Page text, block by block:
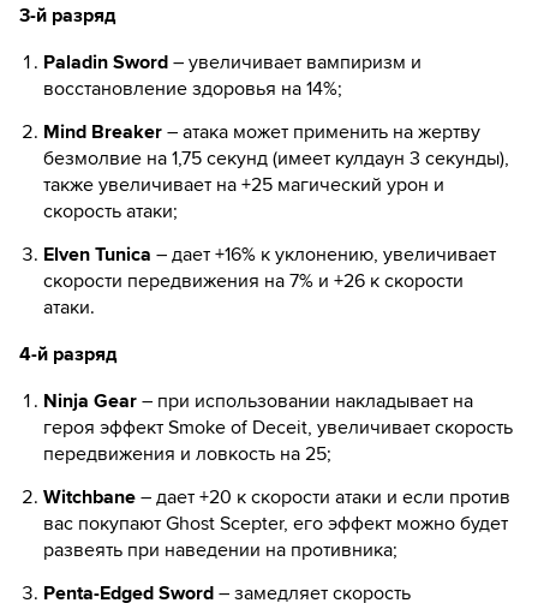
3-й разряд
Paladin Sword – увеличивает вампиризм и
восстановление здоровья на 14%;
Mind Breaker – атака может применить на жертву
безмолвие на 1,75 секунд (имеет кулдаун 3 секунды),
также увеличивает на +25 магический урон и
скорость атаки;
Elven Tunica – дает +16% к уклонению, увеличивает
скорости передвижения на 7% и +26 к скорости
атаки.
4-й разряд
Ninja Gear – при использовании накладывает на
героя эффект Smoke of Deceit, увеличивает скорость
передвижения и ловкость на 25;
Witchbane – дает +20 к скорости атаки и если против
вас покупают Ghost Scepter, его эффект можно будет
развеять при наведении на противника;
Penta-Edged Sword – замедляет скорость